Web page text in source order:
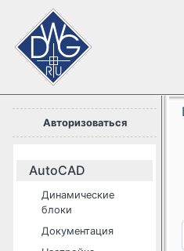
Авторизоваться
AutoCAD
Динамические
блоки
Документация